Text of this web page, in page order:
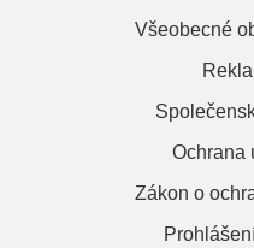
Všeobecné
Ochrana
Zákon o